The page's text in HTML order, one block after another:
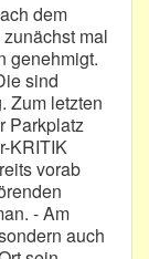
dem
mal
genehmigt.
sind
Zum letzten
Parkplatz
KRITIK
vorab
- Am
auch